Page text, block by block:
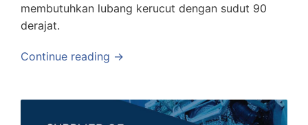
membutuhkan lubang kerucut dengan sudut 90
derajat.
Continue reading →